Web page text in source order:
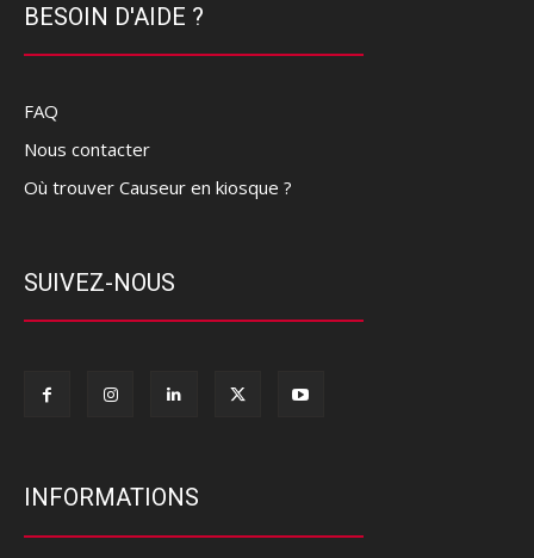
BESOIN D'AIDE ?
FAQ
Nous contacter
Où trouver Causeur en kiosque ?
SUIVEZ-NOUS
INFORMATIONS